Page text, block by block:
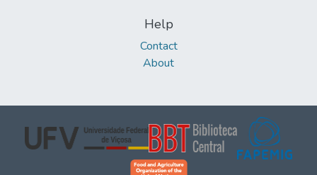
Help
Contact
About